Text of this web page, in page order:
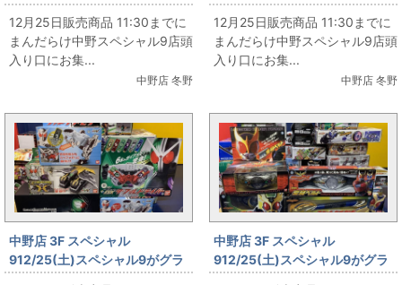
ンドオープン‼ その5
12月25日販売商品 11:30までに
まんだらけ中野スペシャル9店頭
入り口にお集...
中野店 冬野
ンドオープン‼ その4
12月25日販売商品 11:30までに
まんだらけ中野スペシャル9店頭
入り口にお集...
中野店 冬野
中野店 3F スペシャル
912/25(土)スペシャル9がグラ
ンドオープン‼ その3
中野店 3F スペシャル
912/25(土)スペシャル9がグラ
ンドオープン‼ その2